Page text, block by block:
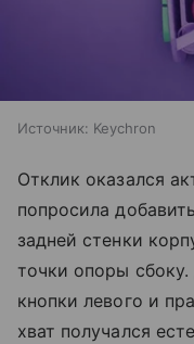
Источник: Keychron
Отклик оказался
попросила
задней стенки
точки опоры
кнопки левого и
хват получался